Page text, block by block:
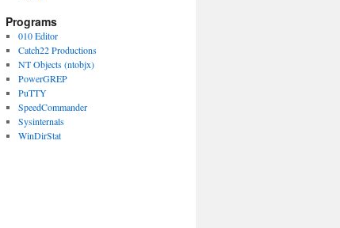
Programs
010 Editor
Catch22 Productions
NT Objects (ntobjx)
PowerGREP
PuTTY
SpeedCommander
Sysinternals
WinDirStat